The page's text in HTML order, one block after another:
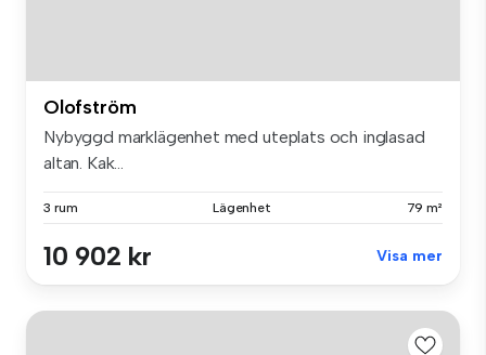
Olofström
Nybyggd marklägenhet med uteplats och inglasad
altan. Kak...
3 rum Lägenhet 79 m²
10 902 kr Visa mer